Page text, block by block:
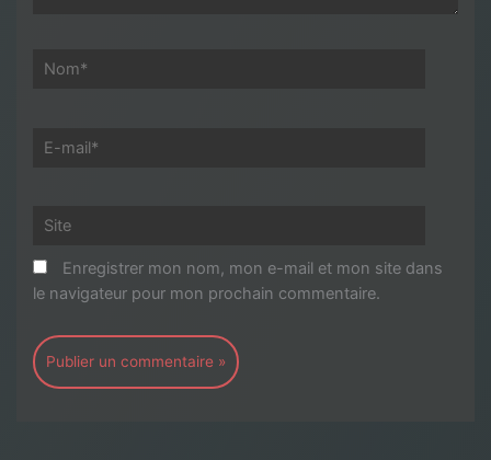
Nom*
E-
Site
Enregistrer mon nom, mon e-mail et mon site dans
le navigateur pour mon prochain commentaire.